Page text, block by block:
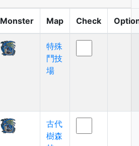
Monster Map Check
特殊
鬥技
場
古代
樹森